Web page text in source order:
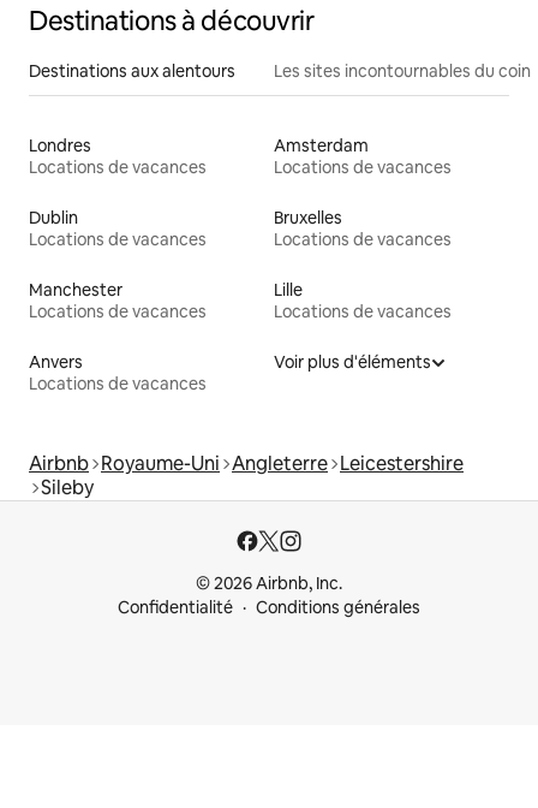
Destinations à découvrir
Destinations aux alentours Les sites incontournables du coin
Londres
Locations de vacances
Amsterdam
Locations de vacances
Dublin
Locations de vacances
Bruxelles
Locations de vacances
Manchester
Locations de vacances
Lille
Locations de vacances
Anvers
Locations de vacances
Voir plus d'éléments
Airbnb Royaume-Uni Angleterre Leicestershire
Sileby
© 2026 Airbnb, Inc.
Confidentialité
Conditions générales